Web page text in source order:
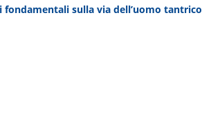
fondamentali sulla via dell’uomo tantrico